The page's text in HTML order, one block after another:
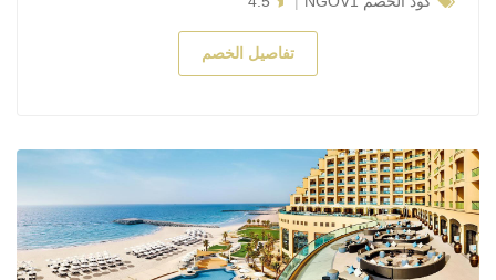
تفاصيل الخصم